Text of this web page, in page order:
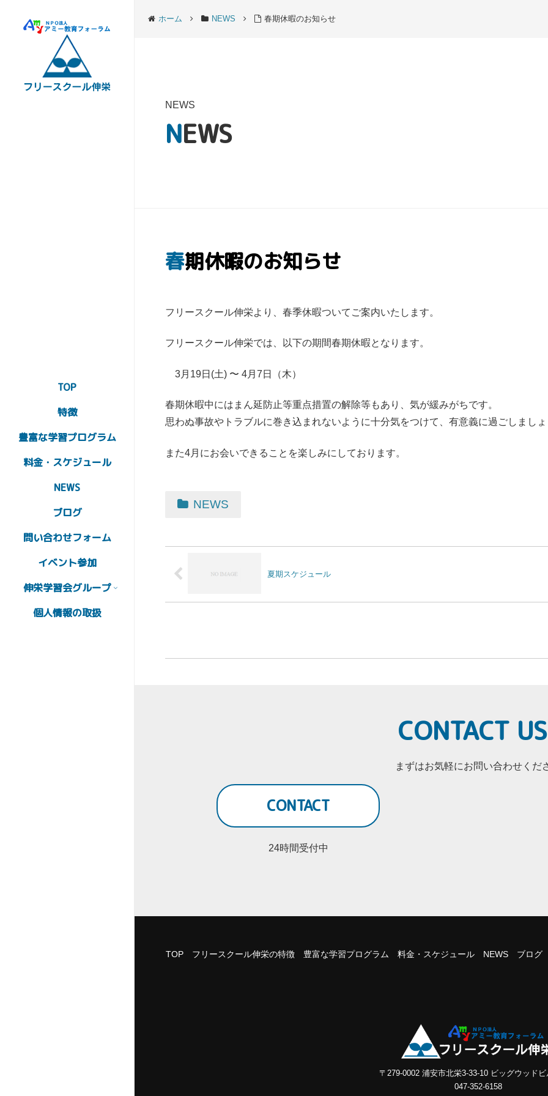
TOP
特徴
豊富な学習プログラム
料金・スケジュール
NEWS
ブログ
問い合わせフォーム
イベント参加
伸栄学習会グループ
個人情報の取扱
ホーム NEWS 春期休暇のお知らせ
NEWS
NEWS
春期休暇のお知らせ
フリースクール伸栄より、春季休暇ついてご案内いたします。
フリースクール伸栄では、以下の期間春期休暇となります。
3月19日 (土) 〜 4月7日（木）
春期休暇中にはまん延防止等重点措置の解除等もあり、気が緩みがちです。
思わぬ事故やトラブルに巻き込まれないように十分気をつけて、有意義に過ごしまし
また4月にお会いできることを楽しみにしております。
NEWS
夏期スケジュール
CONTACT US
まずはお気軽にお問い合わせくだ
CONTACT
24時間受付中
TOP フリースクール伸栄の特徴 豊富な学習プログラム 料金・スケジュール NEWS ブログ
〒279-0002 浦安市北栄3-33-10 ビッグウッド
047-352-6158